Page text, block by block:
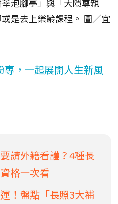
泡腳亭」與「大隱尊親
是去上樂齡課程。 圖／宜
專，一起展開人生新風
請外籍看護？4種長
格一次看
！盤點「長照3大補